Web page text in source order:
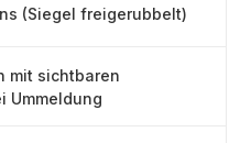
(Siegel freigerubbelt)
mit sichtbaren
Ummeldung